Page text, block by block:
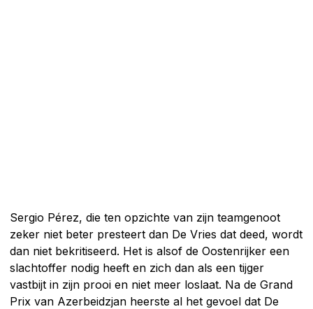
Sergio Pérez, die ten opzichte van zijn teamgenoot
zeker niet beter presteert dan De Vries dat deed, wordt
dan niet bekritiseerd. Het is alsof de Oostenrijker een
slachtoffer nodig heeft en zich dan als een tijger
vastbijt in zijn prooi en niet meer loslaat. Na de Grand
Prix van Azerbeidzjan heerste al het gevoel dat De